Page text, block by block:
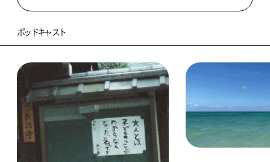
ポッドキャスト